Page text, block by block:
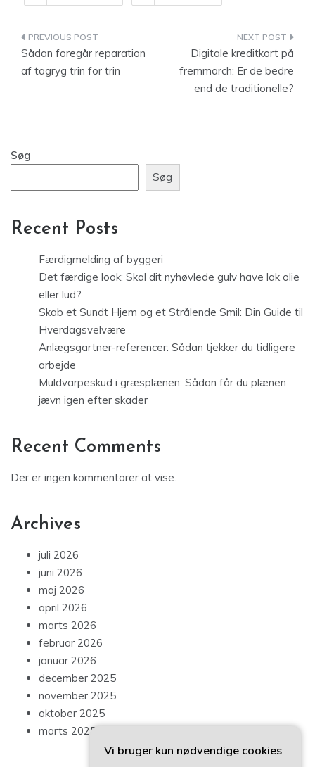
Indlægsnavigation
Sådan foregår reparation
af tagryg trin for trin
Digitale kreditkort på
fremmarch: Er de bedre
end de traditionelle?
Søg
Søg
Recent Posts
Færdigmelding af byggeri
Det færdige look: Skal dit nyhøvlede gulv have lak olie
eller lud?
Skab et Sundt Hjem og et Strålende Smil: Din Guide til
Hverdagsvelvære
Anlægsgartner-referencer: Sådan tjekker du tidligere
arbejde
Muldvarpeskud i græsplænen: Sådan får du plænen
jævn igen efter skader
Recent Comments
Der er ingen kommentarer at vise.
Archives
juli 2026
juni 2026
maj 2026
april 2026
marts 2026
februar 2026
januar 2026
december 2025
november 2025
oktober 2025
marts 2025
Vi bruger kun nødvendige cookies